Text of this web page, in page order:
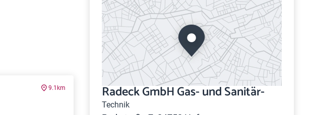
9.1km Radeck GmbH Gas- und Sanitär-
Technik